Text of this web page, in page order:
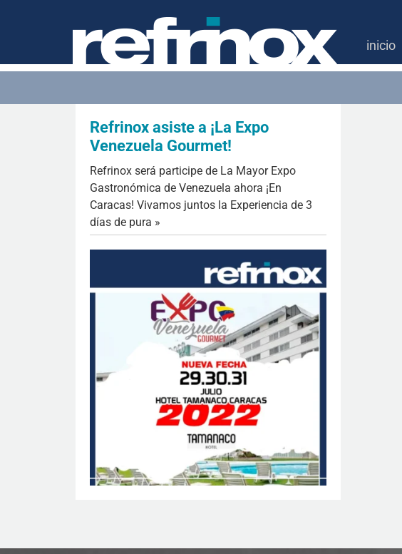
inicio
Refrinox asiste a ¡La Expo
Venezuela Gourmet!
Refrinox será participe de La Mayor Expo
Gastronómica de Venezuela ahora ¡En
Caracas! Vivamos juntos la Experiencia de 3
días de pura »